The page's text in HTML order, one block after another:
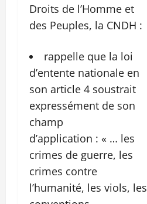
Droits de l’Homme et
des Peuples, la CNDH :
rappelle que la loi
d’entente nationale en
son article 4 soustrait
expressément de son
champ
d’application : « … les
crimes de guerre, les
crimes contre
l’humanité, les viols, les